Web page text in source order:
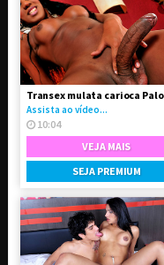
Assista ao vídeo...
10:04
VEJA MAIS
SEJA PREMIUM